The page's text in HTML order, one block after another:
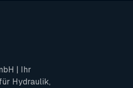
| Ihr
Hydraulik,